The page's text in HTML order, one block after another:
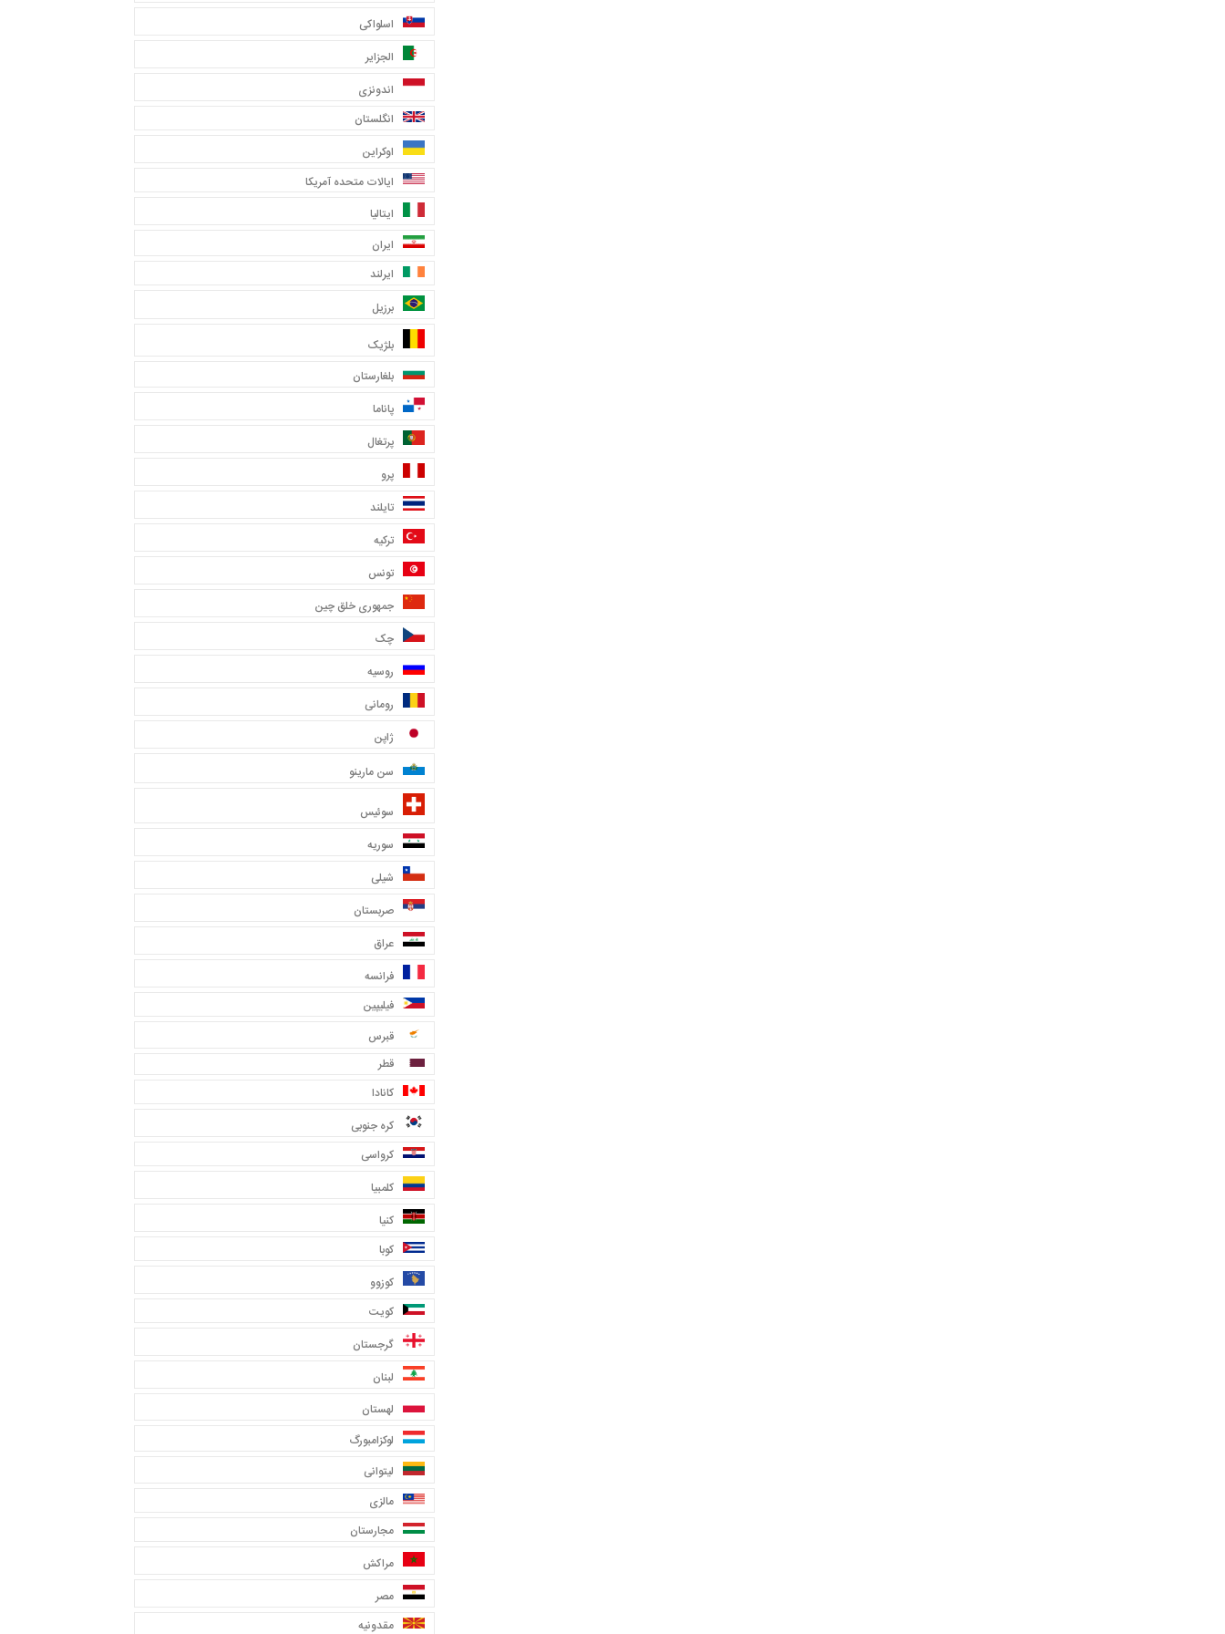
اسلواکی
الجزایر
اندونزی
انگلستان
اوکراین
ایالات متحده آمریکا
ایتالیا
ایران
ایرلند
برزیل
بلژیک
بلغارستان
پاناما
پرتغال
پرو
تایلند
ترکیه
تونس
جمهوری خلق چین
چک
روسیه
رومانی
ژاپن
سن مارینو
سوئیس
سوریه
شیلی
صربستان
عراق
فرانسه
فیلیپین
قبرس
قطر
کانادا
کره جنوبی
کرواسی
کلمبیا
کنیا
کوبا
کوزوو
کویت
گرجستان
لبنان
لهستان
لوکزامبورگ
لیتوانی
مالزی
مجارستان
مراکش
مصر
مقدونیه